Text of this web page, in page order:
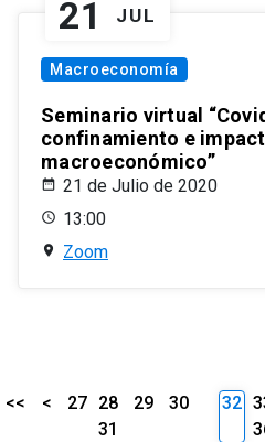
21 JUL
Macroeconomía
Seminario virtual
confinamiento e
macroeconómico”
21 de Julio de 2020
13:00
Zoom
<< < 27 28 29
30
31
32